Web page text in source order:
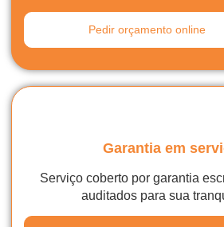
Pedir orçamento online
Garantia em
Serviço coberto por garantia
auditados para sua